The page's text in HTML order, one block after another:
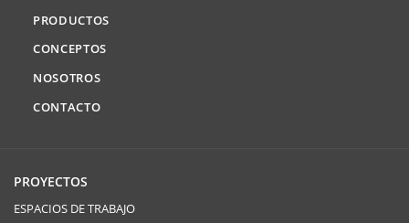
PRODUCTOS
CONCEPTOS
NOSOTROS
CONTACTO
PROYECTOS
ESPACIOS DE TRABAJO